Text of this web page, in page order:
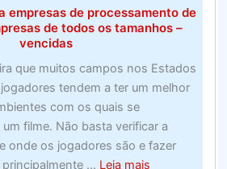
Suporte
e
empresas de processamento de
de todos os tamanhos –
vencidas
que muitos campos nos Estados
tendem a ter um melhor
com os quais se
filme. Não basta verificar a
onde os jogadores são e fazer
... Leia maisabout